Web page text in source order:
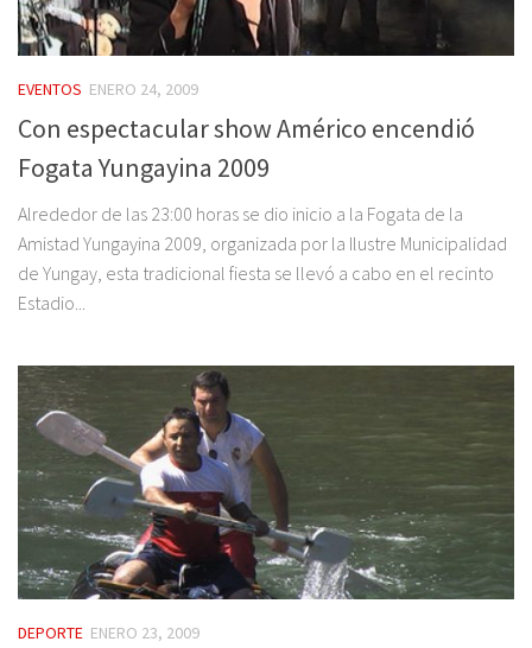
EVENTOS ENERO 24, 2009
Con espectacular show Américo encendió
Fogata Yungayina 2009
Alrededor de las 23:00 horas se dio inicio a la Fogata de la
Amistad Yungayina 2009, organizada por la Ilustre Municipalidad
de Yungay, esta tradicional fiesta se llevó a cabo en el recinto
Estadio...
DEPORTE ENERO 23, 2009